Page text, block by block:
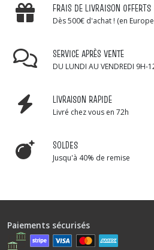
FRAIS DE LIVRAISON OFFERTS
Dès 500€ d'achat ! (en
SERVICE APRÈS VENTE
DU LUNDI AU VENDREDI
LIVRAISON RAPIDE
Livré chez vous en 72h
SOLDES
Jusqu'à 40% de remise
Paiements sécurisés